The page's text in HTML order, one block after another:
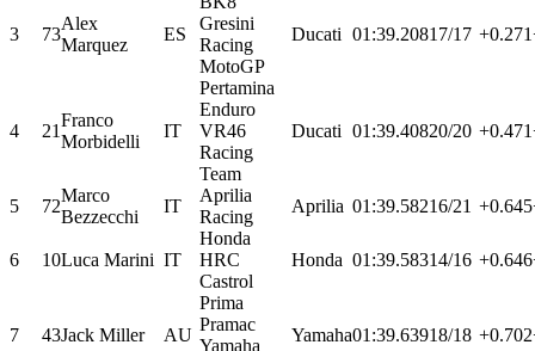
3 73
Alex
Marquez
ES
Gresini
Racing
MotoGP
Ducati 01:39.20817/17 +0.271
4 21
Franco
Morbidelli
IT
Pertamina
Enduro
VR46
Racing
Team
Ducati 01:39.40820/20 +0.471
5 72
Marco
Bezzecchi
IT
Aprilia
Racing
Aprilia 01:39.58216/21 +0.645
6 10Luca Marini IT
Honda
HRC
Castrol
Honda 01:39.58314/16 +0.646
7 43Jack Miller AU
Prima
Pramac
Yamaha
Yamaha01:39.63918/18 +0.702